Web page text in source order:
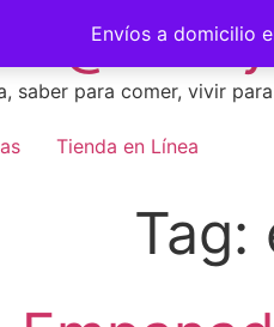
Envíos a domicilio
-
saber para comer, vivir
Tienda en Línea
Tag: